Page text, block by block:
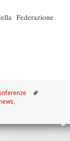
Federazione
,